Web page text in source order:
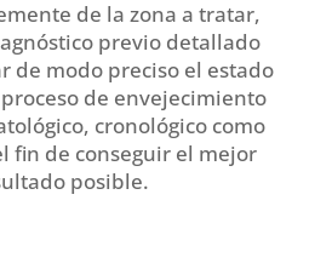
de la zona a tratar,
previo detallado
de modo preciso el estado
de envejecimiento
cronológico como
fin de conseguir el mejor
posible.